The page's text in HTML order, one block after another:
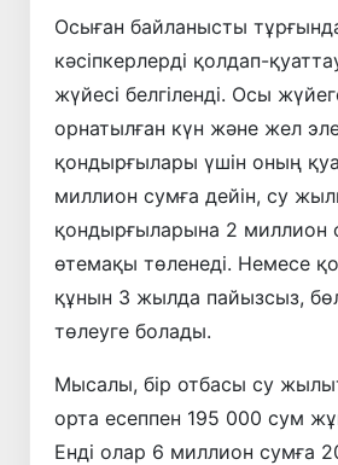
Осыған байланысты
кәсіпкерлерді қолдап-
жүйесі белгіленді. Осы
орнатылған күн және жел
қондырғылары үшін оның
миллион сумға дейін, су
қондырғыларына 2 миллион
өтемақы төленеді. Немесе
құнын 3 жылда пайызсыз,
төлеуге болады.
Мысалы, бір отбасы су
орта есеппен 195 000 сум
Енді олар 6 миллион сумға